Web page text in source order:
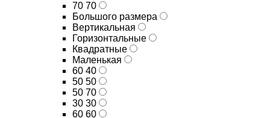
70 70
Большого размера
Вертикальная
Горизонтальные
Квадратные
Маленькая
60 40
50 50
50 70
30 30
60 60